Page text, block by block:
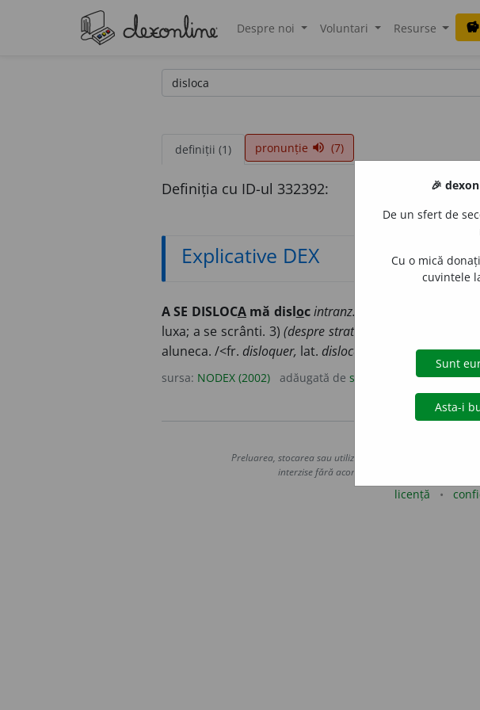
Despre noi Voluntari Resurse savings
definiții (1) pronunție volume_up (7)
Definiția cu ID-ul 332392:
Explicative DEX
A SE DISLOCAmă disloc intranz. 1) A se mișca din
luxa; a se scrânti. 3)(despre straturi geologice)
A-și
aluneca. /<fr. disloquer, lat. dislocare
sursa: NODEX (2002) adăugată de siveco acțiuni
Preluarea, stocarea sau utilizarea datelor de pe acest
interzise fără acordul nostru prealabil scris, cu
licență
🎉
De un sfert de
Cu o mică
cuvintele